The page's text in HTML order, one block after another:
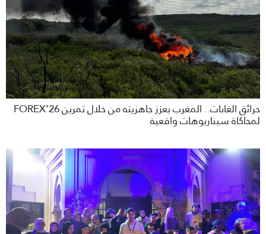
حرائق الغابات.. المغرب يعزز جاهزيته من خلال تمرين FOREX’26
لمحاكاة سيناريوهات واقعية